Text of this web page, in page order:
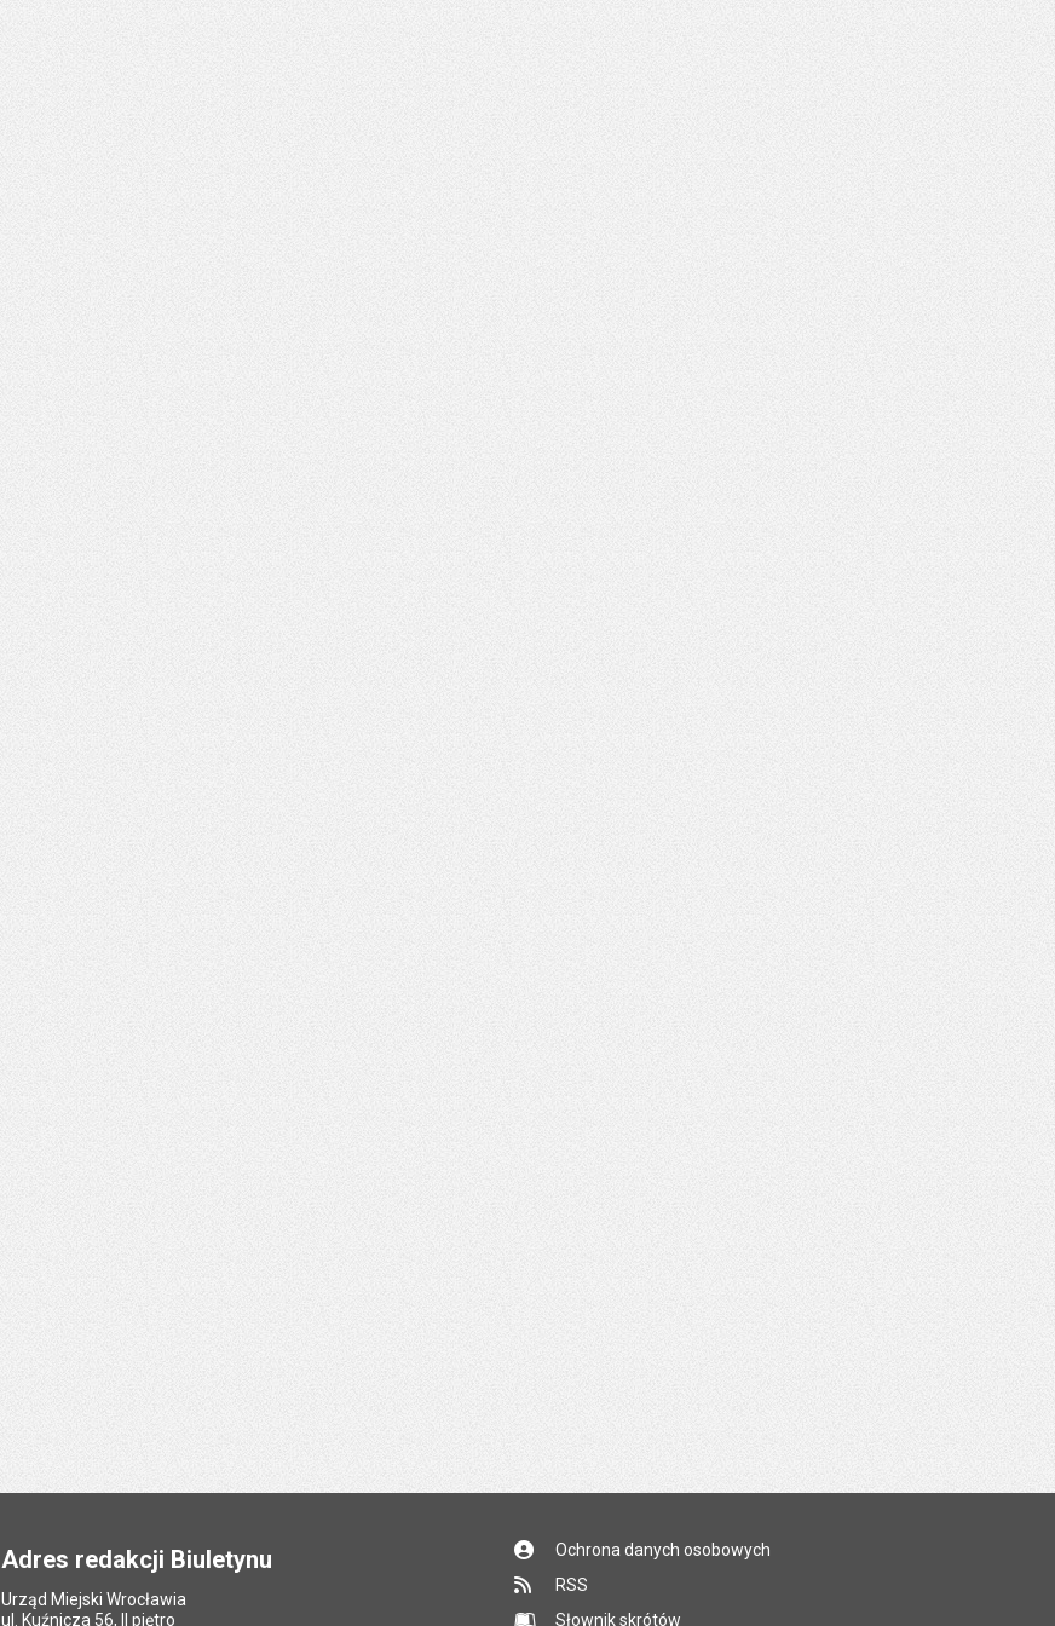
Adres redakcji Biuletynu
Urząd Miejski Wrocławia
ul. Kuźnicza 56, II piętro
Ochrona danych osobowych
RSS
Słownik skrótów